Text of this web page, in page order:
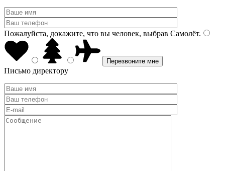
Пожалуйста, докажите, что вы человек, выбрав Самолёт.
Письмо директору